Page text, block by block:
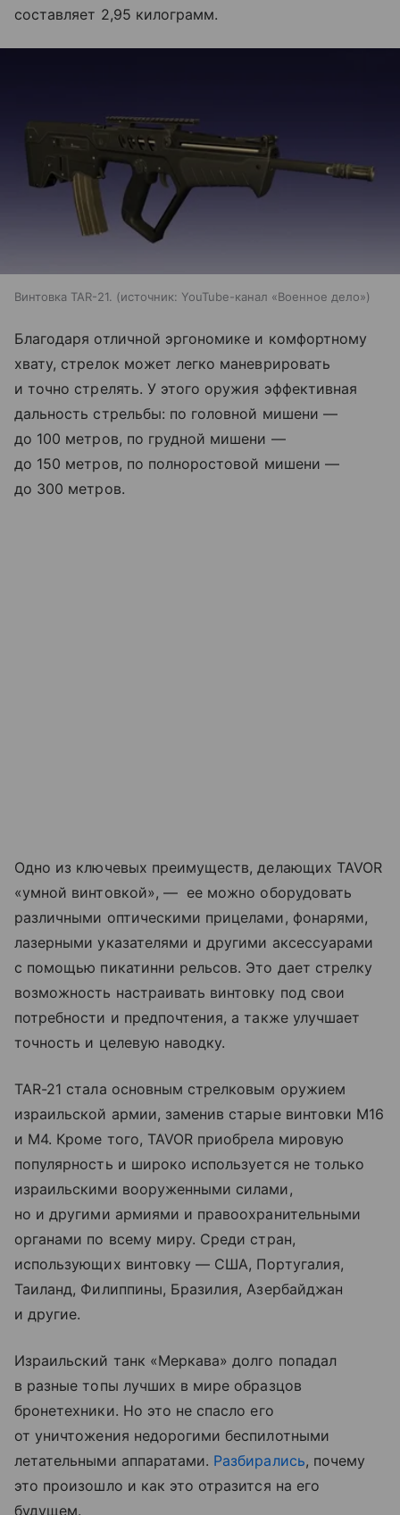
составляет 2,95 килограмм.
Винтовка TAR-21. источник: YouTube-канал «Военное дело»
Благодаря отличной эргономике и комфортному
хвату, стрелок может легко маневрировать
и точно стрелять. У этого оружия эффективная
дальность стрельбы: по головной мишени —
до 100 метров, по грудной мишени —
до 150 метров, по полноростовой мишени —
до 300 метров.
Одно из ключевых преимуществ, делающих TAVOR
«умной винтовкой», — ее можно оборудовать
различными оптическими прицелами, фонарями,
лазерными указателями и другими аксессуарами
с помощью пикатинни рельсов. Это дает стрелку
возможность настраивать винтовку под свои
потребности и предпочтения, а также улучшает
точность и целевую наводку.
TAR-21 стала основным стрелковым оружием
израильской армии, заменив старые винтовки M16
и M4. Кроме того, TAVOR приобрела мировую
популярность и широко используется не только
израильскими вооруженными силами,
но и другими армиями и правоохранительными
органами по всему миру. Среди стран,
использующих винтовку — США, Португалия,
Таиланд, Филиппины, Бразилия, Азербайджан
и другие.
Израильский танк «Меркава» долго попадал
в разные топы лучших в мире образцов
бронетехники. Но это не спасло его
от уничтожения недорогими беспилотными
летательными аппаратами. Разбирались, почему
это произошло и как это отразится на его
будущем.